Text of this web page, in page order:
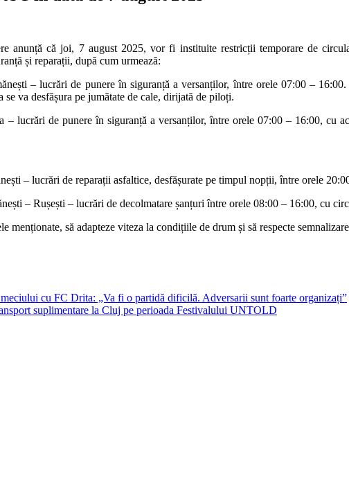
anunță că joi, 7 august 2025, vor fi instituite restricții temporare de
și reparații, după cum urmează:
– lucrări de punere în siguranță a versanților, între orele 07:00 –
va desfășura pe jumătate de cale, dirijată de piloți.
– lucrări de punere în siguranță a versanților, între orele 07:00 – 16:00, cu
– lucrări de reparații asfaltice, desfășurate pe timpul nopții, între orele
– Rușești – lucrări de decolmatare șanțuri între orele 08:00 – 16:00, cu
să adapteze viteza la condițiile de drum și să respecte
cu FC Drita: „Va fi o partidă dificilă. Adversarii sunt foarte organizați”
suplimentare la Cluj pe perioada Festivalului UNTOLD